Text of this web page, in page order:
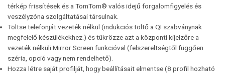
térkép frissítések és a TomTom® valós idejű forgalomfigyelés és
veszélyzóna szolgáltatásai társulnak.
Töltse telefonját vezeték nélkül (indukciós töltő a QI szabványnak
megfelelő készülékekhez.) és tükrözze azt a központi kijelzőre a
vezeték nélküli Mirror Screen funkcióval (felszereltségtől függően
széria, opció vagy nem rendelhető).
Hozza létre saját profilját, hogy beállításait elmentse (8 profil hozható